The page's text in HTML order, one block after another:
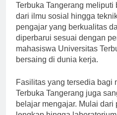
Terbuka Tangerang
dari ilmu sosial hingga
pengajar yang berkualitas
diperbarui sesuai dengan
mahasiswa Universitas
bersaing di dunia kerja.
Fasilitas yang tersedia bagi
Terbuka Tangerang juga
belajar mengajar. Mulai dari